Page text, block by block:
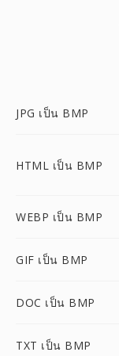
JPG เป็น BMP
HTML เป็น BMP
WEBP เป็น BMP
GIF เป็น BMP
DOC เป็น BMP
TXT เป็น BMP